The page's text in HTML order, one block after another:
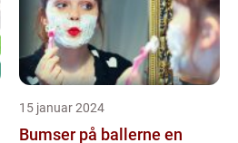
15 januar 2024
Bumser på ballerne en